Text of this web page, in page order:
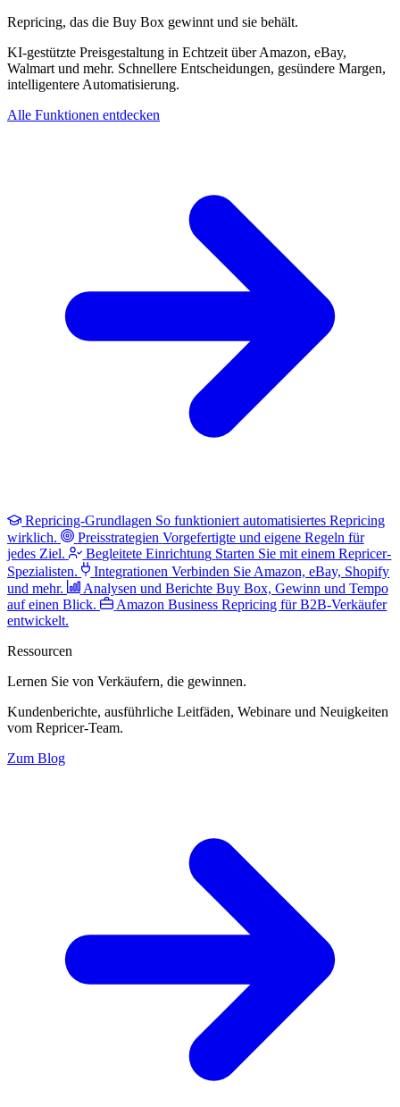
Repricing, das die Buy Box gewinnt und sie behält.
KI-gestützte Preisgestaltung in Echtzeit über Amazon, eBay,
Walmart und mehr. Schnellere Entscheidungen, gesündere Margen,
intelligentere Automatisierung.
Alle Funktionen entdecken
Repricing-Grundlagen So funktioniert automatisiertes Repricing
wirklich.
Preisstrategien Vorgefertigte und eigene Regeln für
jedes Ziel.
Begleitete Einrichtung Starten Sie mit einem Repricer-
Spezialisten.
Integrationen Verbinden Sie Amazon, eBay, Shopify
und mehr.
Analysen und Berichte Buy Box, Gewinn und Tempo
auf einen Blick.
Amazon Business Repricing für B2B-Verkäufer
entwickelt.
Ressourcen
Lernen Sie von Verkäufern, die gewinnen.
Kundenberichte, ausführliche Leitfäden, Webinare und Neuigkeiten
vom Repricer-Team.
Zum Blog